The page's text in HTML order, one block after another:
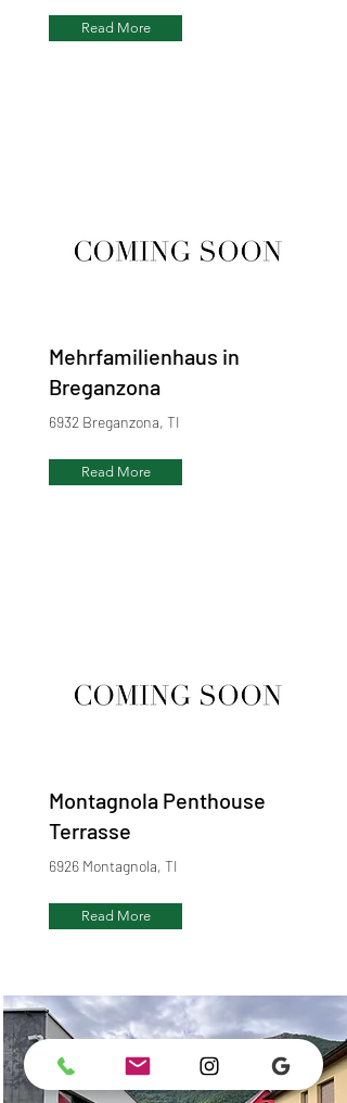
Read More
Mehrfamilienhaus in
Breganzona
6932 Breganzona, TI
Read More
Montagnola Penthouse
Terrasse
6926 Montagnola, TI
Read More